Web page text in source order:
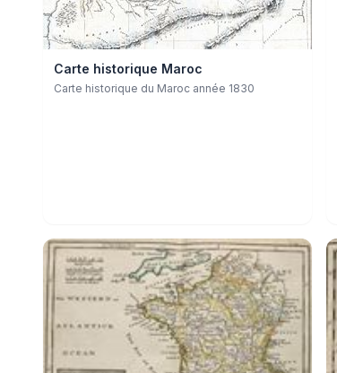
Carte historique Maroc
Carte historique du Maroc année 1830